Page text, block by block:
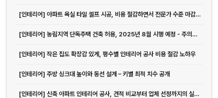
[인테리어] 아파트 욕실 타일 셀프 시공, 비용 절감하면서 전문가 수준 마감하는 방법
[인테리어] 농림지역 단독주택 건축 허용, 2025년 8월 시행 예정 - 주의사...
[인테리어] 작은 집도 확장감 있게, 평수별 인테리어 공사 비용 절감 노하우
[인테리어] 주방 싱크대 높이와 동선 설계 – 키별 최적 치수 공개
[인테리어] 신축 아파트 인테리어 공사, 견적 비교부터 업체 선정까지의 실전 가이드